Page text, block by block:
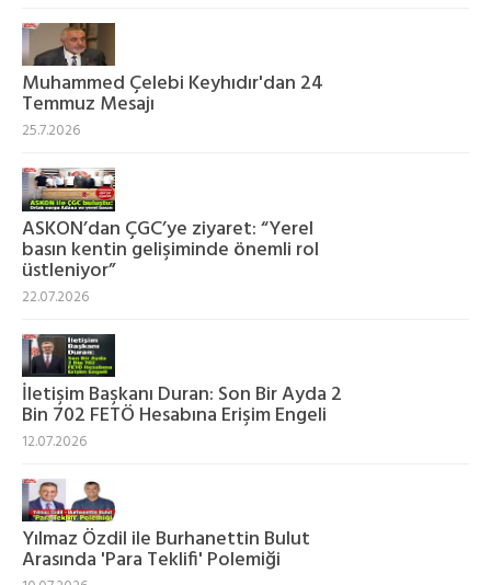
Muhammed Çelebi Keyhıdır'dan 24
Temmuz Mesajı
25.7.2026
ASKON’dan ÇGC’ye ziyaret: “Yerel
basın kentin gelişiminde önemli rol
üstleniyor”
22.07.2026
İletişim Başkanı Duran: Son Bir Ayda 2
Bin 702 FETÖ Hesabına Erişim Engeli
12.07.2026
Yılmaz Özdil ile Burhanettin Bulut
Arasında 'Para Teklifi' Polemiği